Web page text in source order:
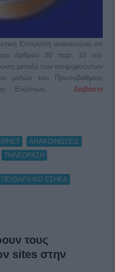
Επιτροπή ανακοινώνει ότι
του άρθρου 30 παρ. 10 του
μεταξύ των ισοψηφούντων
μελών του Πρωτοβαθμίου
της Ενώσεως. …Διαβάστε
ΑΝΑΚΟΙΝΩΣΕΙΣ
ΤΗΛΕΟΡΑΣΗ
ΠΕΙΘΑΡΧΙΚΟ ΕΣΗΕΑ
τους
sites στην